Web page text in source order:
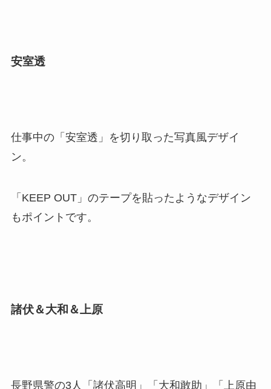
安室透
仕事中の「安室透」を切り取った写真風デザイ
ン。
「KEEP OUT」のテープを貼ったようなデザイン
もポイントです。
諸伏＆大和＆上原
長野県警の3人「諸伏高明」「大和敢助」「上原由